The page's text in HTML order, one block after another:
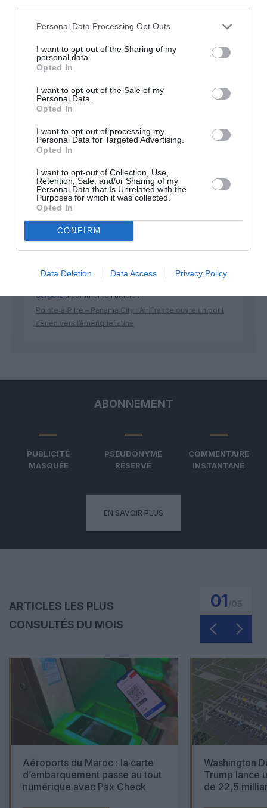
Personal Data Processing Opt Outs
I want to opt-out of the Sharing of my
personal data.
Opted In
I want to opt-out of the Sale of my
Personal Data.
Opted In
I want to opt-out of processing my
Personal Data for Targeted Advertising.
Opted In
I want to opt-out of Collection, Use,
Retention, Sale, and/or Sharing of my
Personal Data that Is Unrelated with the
Purposes for which it was collected.
Opted In
CONFIRM
Data Deletion Data Access Privacy Policy
Appel aux lecteurs !
Soutenez Air Journal participez
DERNIERS COMMENTAIRES
Nicoa commenté l'article :
A380 de Lufthansa : les « vrais » sièges hublot en
classe Affaires deviennent payants
Serge13a commenté l'article :
Pointe‑à‑Pitre – Panama City : Air France ouvre un pont
aérien vers l’Amérique latine
ABONNEMENT
PUBLICITÉ
MASQUÉE
PSEUDONYME
RÉSERVÉ
COMMENTAIRE
INSTANTANÉ
EN SAVOIR PLUS
ARTICLES LES PLUS
CONSULTÉS DU MOIS
01
Aéroports du Maroc : la carte
d’embarquement passe au tout
numérique avec Pax Check
Washington
Trump lance
de 22,5